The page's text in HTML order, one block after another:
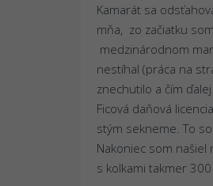
Kamarát sa
mňa, zo začiatku
medzinárodnom
nestíhal (práca na
znechutilo a čím
Ficová daňová
stým sekneme. To
Nakoniec som
s kolkami takmer